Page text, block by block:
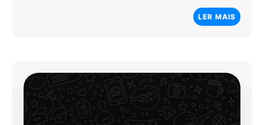
LER MAIS